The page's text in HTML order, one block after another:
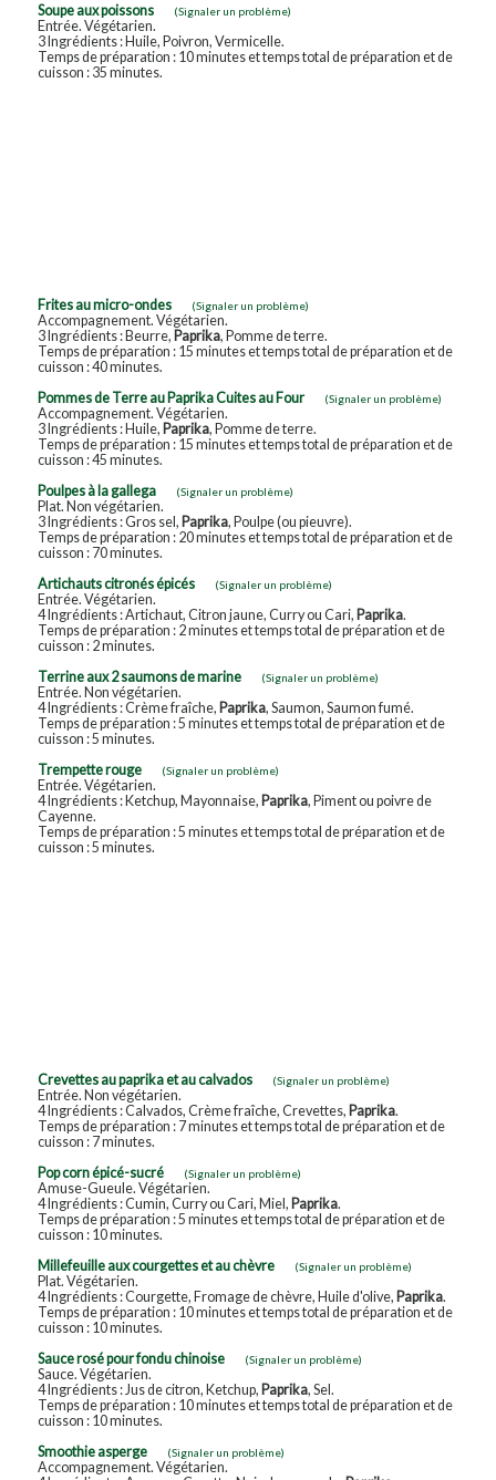
Soupe aux poissons
(Signaler un problème)
Entrée. Végétarien.
3 Ingrédients : Huile, Poivron, Vermicelle.
Temps de préparation : 10 minutes et temps total de préparation et de
cuisson : 35 minutes.
Frites au micro-ondes (Signaler un problème)
Accompagnement. Végétarien.
3 Ingrédients : Beurre, Paprika, Pomme de terre.
Temps de préparation : 15 minutes et temps total de préparation et de
cuisson : 40 minutes.
Pommes de Terre au Paprika Cuites au Four
(Signaler un problème)
Accompagnement. Végétarien.
3 Ingrédients : Huile, Paprika, Pomme de terre.
Temps de préparation : 15 minutes et temps total de préparation et de
cuisson : 45 minutes.
Poulpes à la gallega
(Signaler un problème)
Plat. Non végétarien.
3 Ingrédients : Gros sel, Paprika, Poulpe (ou pieuvre).
Temps de préparation : 20 minutes et temps total de préparation et de
cuisson : 70 minutes.
Artichauts citronés épicés
(Signaler un problème)
Entrée. Végétarien.
4 Ingrédients : Artichaut, Citron jaune, Curry ou Cari, Paprika.
Temps de préparation : 2 minutes et temps total de préparation et de
cuisson : 2 minutes.
Terrine aux 2 saumons de marine
(Signaler un problème)
Entrée. Non végétarien.
4 Ingrédients : Crème fraîche, Paprika, Saumon, Saumon fumé.
Temps de préparation : 5 minutes et temps total de préparation et de
cuisson : 5 minutes.
Trempette rouge
(Signaler un problème)
Entrée. Végétarien.
4 Ingrédients : Ketchup, Mayonnaise, Paprika, Piment ou poivre de
Cayenne.
Temps de préparation : 5 minutes et temps total de préparation et de
cuisson : 5 minutes.
Crevettes au paprika et au calvados (Signaler un problème)
Entrée. Non végétarien.
4 Ingrédients : Calvados, Crème fraîche, Crevettes, Paprika.
Temps de préparation : 7 minutes et temps total de préparation et de
cuisson : 7 minutes.
Pop corn épicé-sucré
(Signaler un problème)
Amuse-Gueule. Végétarien.
4 Ingrédients : Cumin, Curry ou Cari, Miel, Paprika.
Temps de préparation : 5 minutes et temps total de préparation et de
cuisson : 10 minutes.
Millefeuille aux courgettes et au chèvre
(Signaler un problème)
Plat. Végétarien.
4 Ingrédients : Courgette, Fromage de chèvre, Huile d'olive, Paprika.
Temps de préparation : 10 minutes et temps total de préparation et de
cuisson : 10 minutes.
Sauce rosé pour fondu chinoise
(Signaler un problème)
Sauce. Végétarien.
4 Ingrédients : Jus de citron, Ketchup, Paprika, Sel.
Temps de préparation : 10 minutes et temps total de préparation et de
cuisson : 10 minutes.
Smoothie asperge
(Signaler un problème)
Accompagnement. Végétarien.